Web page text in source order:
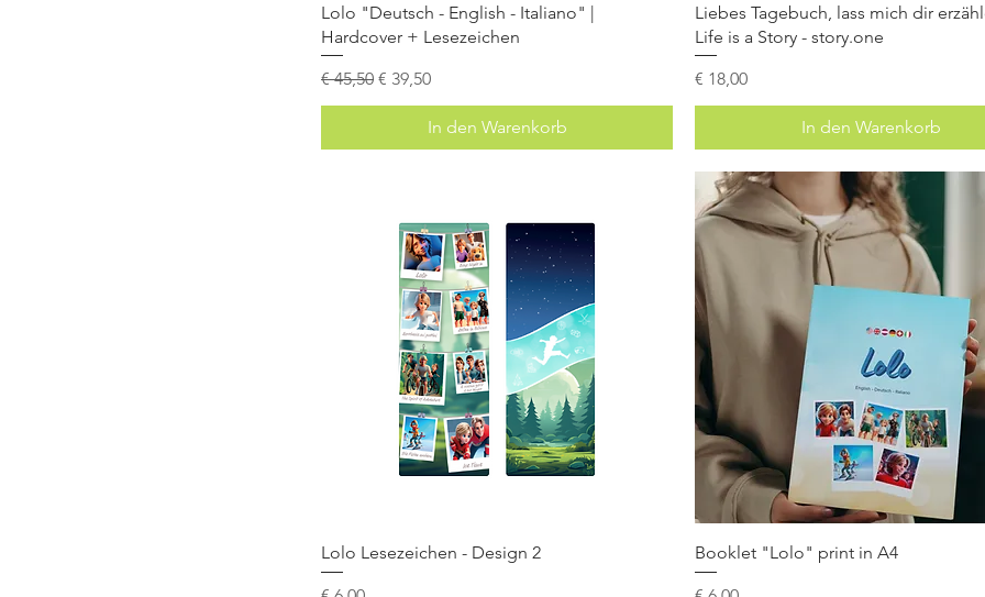
Lolo "Deutsch - English - Italiano" |
Hardcover + Lesezeichen
Standardpreis
€ 45,50 Sale-Preis
€ 39,50
In den Warenkorb
Liebes Tagebuch, lass mich dir
Life is a Story - story.one
Preis
€ 18,00
In den Warenkorb
Lolo Lesezeichen - Design 2
Booklet "Lolo" print in A4